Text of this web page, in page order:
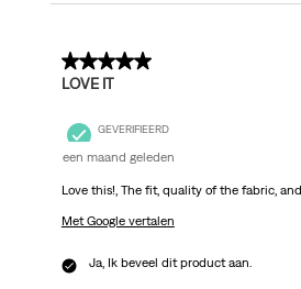
5 van 5 sterren.
LOVE IT
GEVERIFIEERD
een maand geleden
Love this!, The fit, quality of the fabric,
Met Google vertalen
Ja, Ik beveel dit product aan.